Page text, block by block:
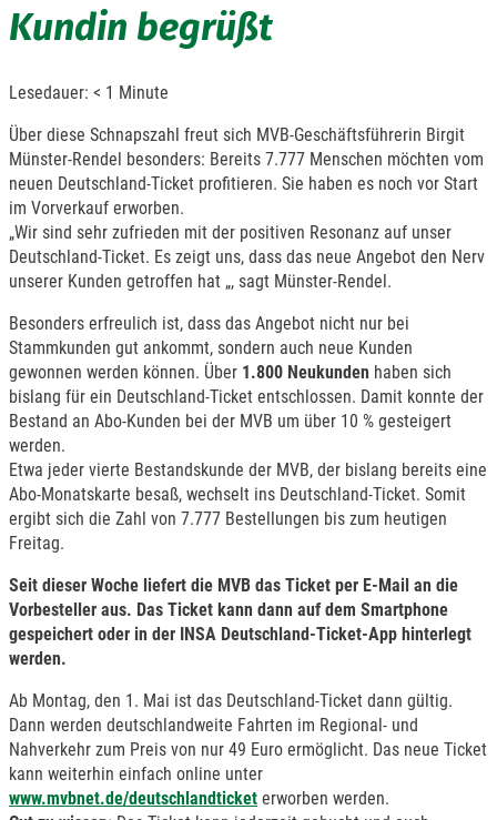
Kundin begrüßt
Lesedauer: < 1 Minute
Über diese Schnapszahl freut sich MVB-Geschäftsführerin Birgit
Münster-Rendel besonders: Bereits 7.777 Menschen möchten vom
neuen Deutschland-Ticket profitieren. Sie haben es noch vor Start
im Vorverkauf erworben.
„Wir sind sehr zufrieden mit der positiven Resonanz auf unser
Deutschland-Ticket. Es zeigt uns, dass das neue Angebot den Nerv
unserer Kunden getroffen hat „, sagt Münster-Rendel.
Besonders erfreulich ist, dass das Angebot nicht nur bei
Stammkunden gut ankommt, sondern auch neue Kunden
gewonnen werden können. Über 1.800 Neukunden haben sich
bislang für ein Deutschland-Ticket entschlossen. Damit konnte der
Bestand an Abo-Kunden bei der MVB um über 10 % gesteigert
werden.
Etwa jeder vierte Bestandskunde der MVB, der bislang bereits eine
Abo-Monatskarte besaß, wechselt ins Deutschland-Ticket. Somit
ergibt sich die Zahl von 7.777 Bestellungen bis zum heutigen
Freitag.
Seit dieser Woche liefert die MVB das Ticket per E-Mail an die
Vorbesteller aus. Das Ticket kann dann auf dem Smartphone
gespeichert oder in der INSA Deutschland-Ticket-App hinterlegt
werden.
Ab Montag, den 1. Mai ist das Deutschland-Ticket dann gültig.
Dann werden deutschlandweite Fahrten im Regional- und
Nahverkehr zum Preis von nur 49 Euro ermöglicht. Das neue Ticket
kann weiterhin einfach online unter
www.mvbnet.de/deutschlandticket erworben werden.